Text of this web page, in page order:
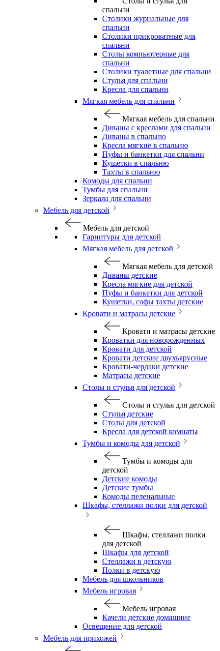
спальни
Столики журнальные для
спальни
Столики прикроватные для
спальни
Столы компьютерные для
спальни
Столики туалетные для спальни
Стулья для спальни
Кресла для спальни
Мягкая мебель для спальни
Мягкая мебель для спальни
Диваны с креслами для спальни
Диваны в спальню
Кресла мягкие в спальню
Пуфы и банкетки для спальни
Кушетки в спальню
Тахты в спальню
Комоды для спальни
Тумбы для спальни
Зеркала для спальни
Мебель для детской
Мебель для детской
Гарнитуры для детской
Мягкая мебель для детской
Мягкая мебель для детской
Диваны детские
Кресла мягкие для детской
Пуфы и банкетки для детской
Кушетки, софы тахты детские
Кровати и матрасы детские
Кровати и матрасы детские
Кроватки для новорожденных
Кровати для детской
Кровати детские двухъярусные
Кровати-чердаки детские
Матрасы детские
Столы и стулья для детской
Столы и стулья для детской
Стулья детские
Столы для детской
Кресла для детской комнаты
Тумбы и комоды для детской
Тумбы и комоды для
детской
Детские комоды
Детские тумбы
Комоды пеленальные
Шкафы, стеллажи полки для детской
Шкафы, стеллажи полки
для детской
Шкафы для детской
Стеллажи в детскую
Полки в детскую
Мебель для школьников
Мебель игровая
Мебель игровая
Качели детские домашние
Освещение для детской
Мебель для прихожей